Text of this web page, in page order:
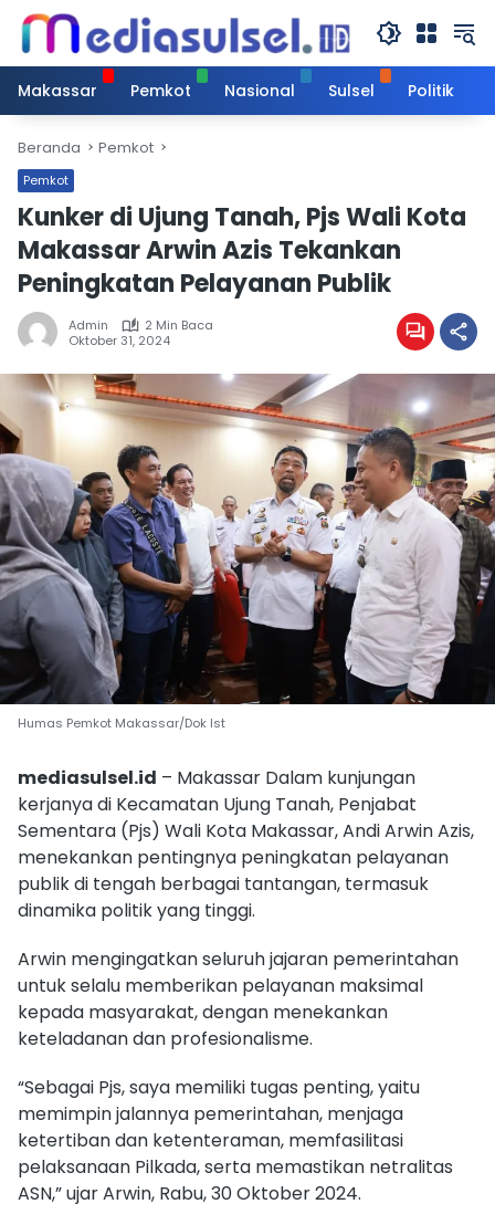
Langsung
konten
Makassar
Pemkot Nasional Sulsel Politik
Beranda Pemkot
Pemkot
Kunker di Ujung Tanah, Pjs Wali Kota
Makassar Arwin Azis Tekankan
Peningkatan Pelayanan Publik
Admin
2 Min Baca
Oktober 31, 2024
Humas Pemkot Makassar/Dok Ist
mediasulsel.id – Makassar Dalam kunjungan
kerjanya di Kecamatan Ujung Tanah, Penjabat
Sementara (Pjs) Wali Kota Makassar, Andi Arwin Azis,
menekankan pentingnya peningkatan pelayanan
publik di tengah berbagai tantangan, termasuk
dinamika politik yang tinggi.
Arwin mengingatkan seluruh jajaran pemerintahan
untuk selalu memberikan pelayanan maksimal
kepada masyarakat, dengan menekankan
keteladanan dan profesionalisme.
“Sebagai Pjs, saya memiliki tugas penting, yaitu
memimpin jalannya pemerintahan, menjaga
ketertiban dan ketenteraman, memfasilitasi
pelaksanaan Pilkada, serta memastikan netralitas
ASN,” ujar Arwin, Rabu, 30 Oktober 2024.